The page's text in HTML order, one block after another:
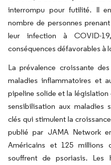
interrompu pour futilité. Il
nombre de personnes
leur infection à COVID-
conséquences défavorables à
La prévalence croissante
maladies inflammatoires et
pipeline solide et la
sensibilisation aux maladies
clés qui stimulent la
publié par JAMA Network
Américains et 125 millions
souffrent de psoriasis. Les